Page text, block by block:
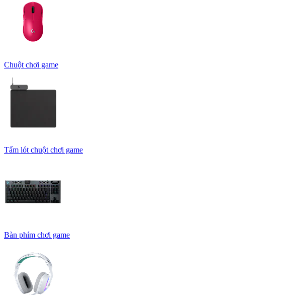
Chuột chơi game
Tấm lót chuột chơi game
Bàn phím chơi game